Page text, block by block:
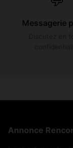
Messagerie
Annonce